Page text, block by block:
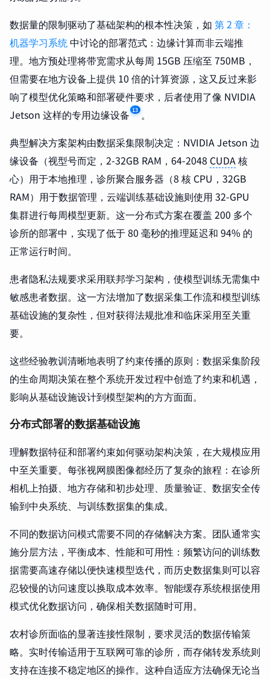
数据量的限制驱动了基础架构的根本性决策，如 第 2 章：
机器学习系统中讨论的部署范式：边缘计算而非云端推
理。地方预处理将带宽需求从每周 15GB 压缩至 750MB，
但需要在地方设备上提供 10 倍的计算资源，这又反过来影
响了模型优化策略和部署硬件要求，后者使用了像 NVIDIA
Jetson 这样的专用边缘设备 13 。
典型解决方案架构由数据采集限制决定：NVIDIA Jetson 边
缘设备（视型号而定，2-32GB RAM，64-2048 CUDA核
心）用于本地推理，诊所聚合服务器（8 核 CPU，32GB
RAM）用于数据管理，云端训练基础设施则使用 32-GPU
集群进行每周模型更新。这一分布式方案在覆盖 200 多个
诊所的部署中，实现了低于 80 毫秒的推理延迟和 94% 的
正常运行时间。
患者隐私法规要求采用联邦学习架构，使模型训练无需集中
敏感患者数据。这一方法增加了数据采集工作流和模型训练
基础设施的复杂性，但对获得法规批准和临床采用至关重
要。
这些经验教训清晰地表明了约束传播的原则：数据采集阶段
的生命周期决策在整个系统开发过程中创造了约束和机遇，
影响从基础设施设计到模型架构的方方面面。
分布式部署的数据基础设施
理解数据特征和部署约束如何驱动架构决策，在大规模应用
中至关重要。每张视网膜图像都经历了复杂的旅程：在诊所
相机上拍摄、地方存储和初步处理、质量验证、数据安全传
输到中央系统、与训练数据集的集成。
不同的数据访问模式需要不同的存储解决方案。团队通常实
施分层方法，平衡成本、性能和可用性：频繁访问的训练数
据需要高速存储以便快速模型迭代，而历史数据集则可以容
忍较慢的访问速度以换取成本效率。智能缓存系统根据使用
模式优化数据访问，确保相关数据随时可用。
农村诊所面临的显著连接性限制，要求灵活的数据传输策
略。实时传输适用于互联网可靠的诊所，而存储转发系统则
支持在连接不稳定地区的操作。这种自适应方法确保无论当